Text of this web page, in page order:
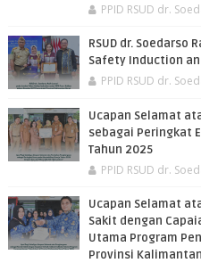
PPID RSUD dr.
RSUD dr. Soedarso
Safety Induction
PPID RSUD dr.
Ucapan Selamat
sebagai Peringkat
Tahun 2025
PPID RSUD dr.
Ucapan Selamat
Sakit dengan
Utama Program
Provinsi